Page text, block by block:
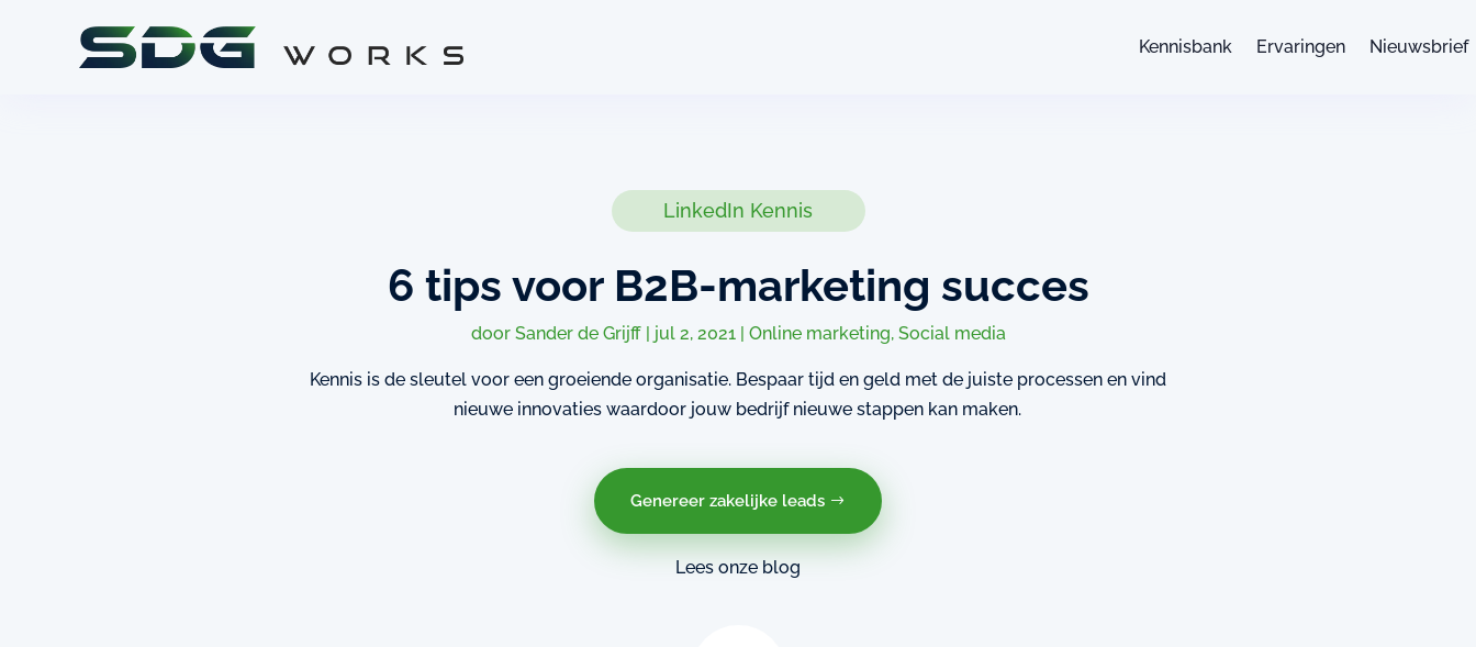
Kennisbank Ervaringen Nieuwsbrief
LinkedIn Kennis
6 tips voor B2B-marketing succes
door Sander de Grijff| jul 2, 2021| Online marketing, Social media
Kennis is de sleutel voor een groeiende organisatie. Bespaar tijd en geld met de juiste processen en vind
nieuwe innovaties waardoor jouw bedrijf nieuwe stappen kan maken.
Genereer zakelijke leads
Lees onze blog